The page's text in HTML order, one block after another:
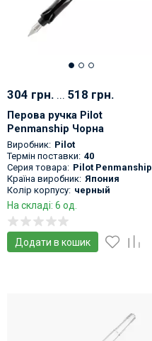
304 грн. ... 518 грн.
Перова ручка Pilot
Penmanship Чорна
Виробник: Pilot
Термін поставки: 40
Серия товара: Pilot Penmanship
Країна виробник: Япония
Колір корпусу: черный
На складі: 6 од.
Додати в кошик